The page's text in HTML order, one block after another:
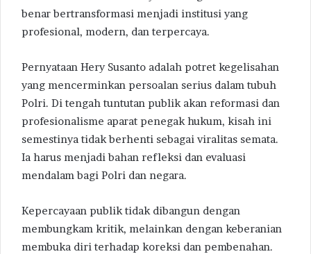
benar bertransformasi menjadi institusi yang
profesional, modern, dan terpercaya.
Pernyataan Hery Susanto adalah potret kegelisahan
yang mencerminkan persoalan serius dalam tubuh
Polri. Di tengah tuntutan publik akan reformasi dan
profesionalisme aparat penegak hukum, kisah ini
semestinya tidak berhenti sebagai viralitas semata.
Ia harus menjadi bahan refleksi dan evaluasi
mendalam bagi Polri dan negara.
Kepercayaan publik tidak dibangun dengan
membungkam kritik, melainkan dengan keberanian
membuka diri terhadap koreksi dan pembenahan.